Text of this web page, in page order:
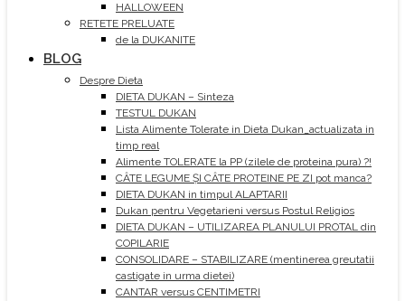
HALLOWEEN
RETETE PRELUATE
de la DUKANITE
BLOG
Despre Dieta
DIETA DUKAN – Sinteza
TESTUL DUKAN
Lista Alimente Tolerate in Dieta Dukan_actualizata in
timp real
Alimente TOLERATE la PP (zilele de proteina pura) ?!
CÂTE LEGUME ȘI CÂTE PROTEINE PE ZI pot manca?
DIETA DUKAN in timpul ALAPTARII
Dukan pentru Vegetarieni versus Postul Religios
DIETA DUKAN – UTILIZAREA PLANULUI PROTAL din
COPILARIE
CONSOLIDARE – STABILIZARE (mentinerea greutatii
castigate in urma dietei)
CANTAR versus CENTIMETRI